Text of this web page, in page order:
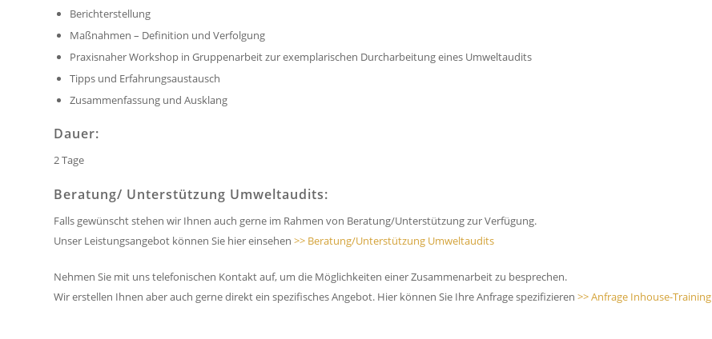
Berichterstellung
Maßnahmen – Definition und Verfolgung
Praxisnaher Workshop in Gruppenarbeit zur exemplarischen Durcharbeitung eines Umweltaudits
Tipps und Erfahrungsaustausch
Zusammenfassung und Ausklang
Dauer:
2 Tage
Beratung/ Unterstützung Umweltaudits:
Falls gewünscht stehen wir Ihnen auch gerne im Rahmen von Beratung/Unterstützung zur Verfügung.
Unser Leistungsangebot können Sie hier einsehen >> Beratung/Unterstützung Umweltaudits
Nehmen Sie mit uns telefonischen Kontakt auf, um die Möglichkeiten einer Zusammenarbeit zu besprechen.
Wir erstellen Ihnen aber auch gerne direkt ein spezifisches Angebot. Hier können Sie Ihre Anfrage spezifizieren >> Anfrage Inhouse-Training